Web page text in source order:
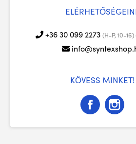
+36 30 099 2273 (H-P, 10-
KÖVESS MINKET!